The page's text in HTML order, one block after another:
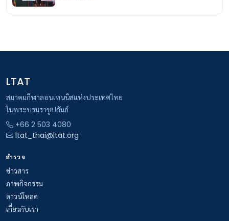
LTAT
สมาคมกีฬาลอนเทนนิสแห่งประเทศไทย
ในพระบรมราชูปถัมภ์
+66 2 503 4080
ltat_thai@ltat.org
สำรวจ
ข่าวสาร
ภาพกิจกรรม
ดาวน์โหลด
เกี่ยวกับเรา